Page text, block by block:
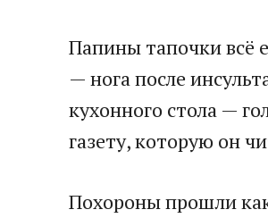
Папины тапочки всё
— нога после
кухонного стола —
газету, которую он
Похороны прошли